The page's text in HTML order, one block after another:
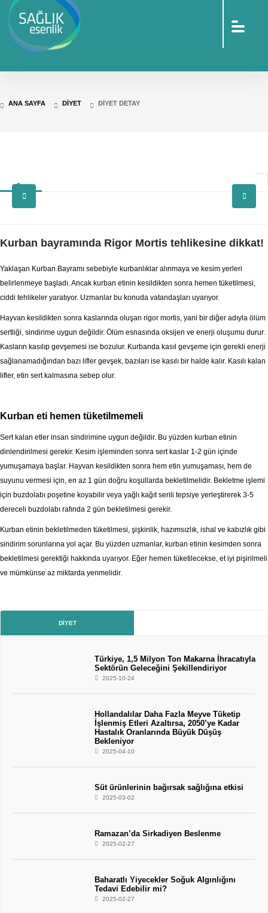
ANA SAYFA DIYET DIYET DETAY
Kurban bayramında Rigor Mortis tehlikesine dikkat!
Yaklaşan Kurban Bayramı sebebiyle kurbanlıklar alınmaya ve kesim yerleri
belirlenmeye başladı. Ancak kurban etinin kesildikten sonra hemen tüketilmesi,
ciddi tehlikeler yaratıyor. Uzmanlar bu konuda vatandaşları uyarıyor.
Hayvan kesildikten sonra kaslarında oluşan rigor mortis, yani bir diğer adıyla ölüm
sertliği, sindirime uygun değildir. Ölüm esnasında oksijen ve enerji oluşumu durur.
Kasların kasılıp gevşemesi ise bozulur. Kurbanda kasıl gevşeme için gerekli enerji
sağlanamadığından bazı lifler gevşek, bazıları ise kasılı bir halde kalır. Kasılı kalan
lifler, etin sert kalmasına sebep olur.
Kurban eti hemen tüketilmemeli
Sert kalan etler insan sindirimine uygun değildir. Bu yüzden kurban etinin
dinlendirilmesi gerekir. Kesim işleminden sonra sert kaslar 1-2 gün içinde
yumuşamaya başlar. Hayvan kesildikten sonra hem etin yumuşaması, hem de
suyunu vermesi için, en az 1 gün doğru koşullarda bekletilmelidir. Bekletme işlemi
için buzdolabı poşetine koyabilir veya yağlı kağıt serili tepsiye yerleştirerek 3-5
dereceli buzdolabı rafında 2 gün bekletilmesi gerekir.
Kurban etinin bekletilmeden tüketilmesi, şişkinlik, hazımsızlık, ishal ve kabızlık gibi
sindirim sorunlarına yol açar. Bu yüzden uzmanlar, kurban etinin kesimden sonra
bekletilmesi gerektiği hakkında uyarıyor. Eğer hemen tüketilecekse, et iyi pişirilmeli
ve mümkünse az miktarda yenmelidir.
DIYET
Türkiye, 1,5 Milyon Ton Makarna İhracatıyla
Sektörün Geleceğini Şekillendiriyor
2025-10-24
Hollandalılar Daha Fazla Meyve Tüketip
İşlenmiş Etleri Azaltırsa, 2050’ye Kadar
Hastalık Oranlarında Büyük Düşüş
Bekleniyor
2025-04-10
Süt ürünlerinin bağırsak sağlığına etkisi
2025-03-02
Ramazan’da Sirkadiyen Beslenme
2025-02-27
Baharatlı Yiyecekler Soğuk Algınlığını
Tedavi Edebilir mi?
2025-02-27
sohbet
elektronik